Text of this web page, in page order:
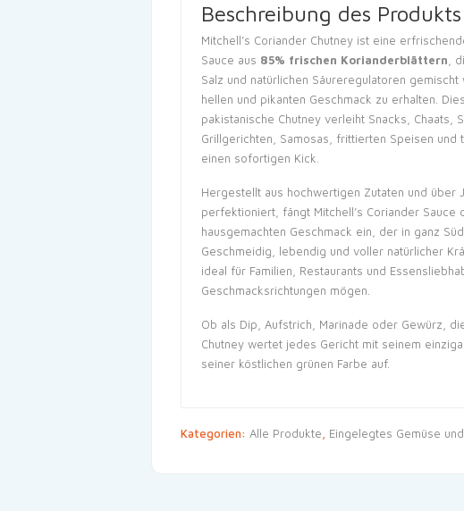
Beschreibung des Produkts
Mitchell’s Coriander Chutney ist eine
Sauce aus 85% frischen Korianderblättern ,
Salz und natürlichen Säureregulatoren gemischt
hellen und pikanten Geschmack zu erhalten.
pakistanische Chutney verleiht Snacks, Chaats,
Grillgerichten, Samosas, frittierten Speisen und
einen sofortigen Kick.
Hergestellt aus hochwertigen Zutaten und über
perfektioniert, fängt Mitchell’s Coriander Sauce
hausgemachten Geschmack ein, der in ganz
Geschmeidig, lebendig und voller natürlicher
ideal für Familien, Restaurants und
Geschmacksrichtungen mögen.
Ob als Dip, Aufstrich, Marinade oder Gewürz,
Chutney wertet jedes Gericht mit seinem
seiner köstlichen grünen Farbe auf.
Kategorien: Alle Produkte Eingelegtes Gemüse